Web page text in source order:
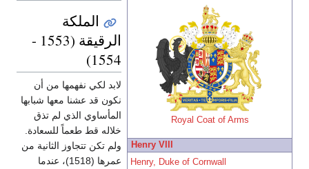
Royal Coat of Arms
Henry VIII
Henry, Duke of Cornwall
الملكة
الرقيقة (1553 -
1554)
لابد لكي نفهمها من أن
نكون قد عشنا معها شبابها
المأساوي الذي لم تذق
خلاله قط طعماً للسعادة.
ولم تكن تتجاوز الثانية من
عمرها (1518)، عندما